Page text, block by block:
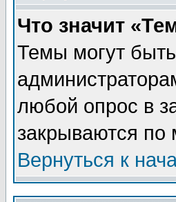
Что значит
Темы могут
любой опрос в
закрываются по
Вернуться к